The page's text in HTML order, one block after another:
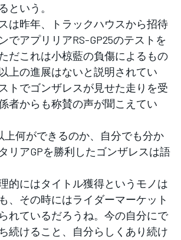
という。
は昨年、トラックハウスから招待
でアプリリアRS-GP25のテストを
だこれは小椋藍の負傷によるもの
上の進展はないと説明されてい
トでゴンザレスが見せた走りを受
者からも称賛の声が聞こえてい
上何ができるのか、自分でも分か
リアGPを勝利したゴンザレスは語
的にはタイトル獲得というモノは
、その時にはライダーマーケット
れているだろうね。今の自分にで
続けること、自分らしくあり続け